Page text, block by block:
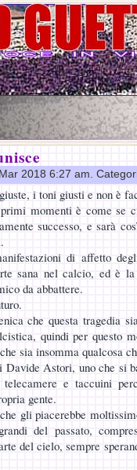
2018 6:27 am.
i toni giusti e non è
momenti è come se
successo, e sarà
di affetto
sana nel calcio, ed è
da abbattere.
che questa tragedia
quindi per questo
sia insomma qualcosa
Davide Astori, uno che si
e taccuini
gente.
gli piacerebbe
del passato,
del cielo, sempre